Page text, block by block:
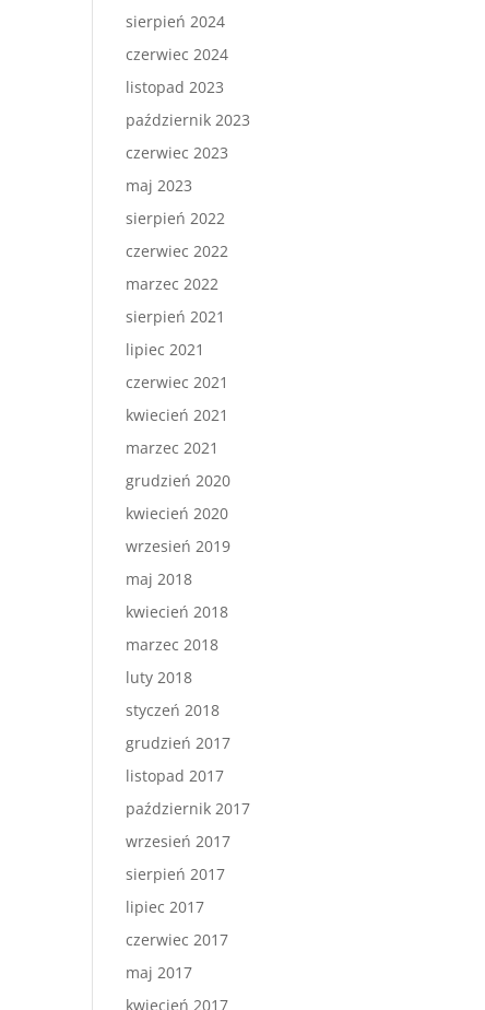
sierpień 2024
czerwiec 2024
listopad 2023
październik 2023
czerwiec 2023
maj 2023
sierpień 2022
czerwiec 2022
marzec 2022
sierpień 2021
lipiec 2021
czerwiec 2021
kwiecień 2021
marzec 2021
grudzień 2020
kwiecień 2020
wrzesień 2019
maj 2018
kwiecień 2018
marzec 2018
luty 2018
styczeń 2018
grudzień 2017
listopad 2017
październik 2017
wrzesień 2017
sierpień 2017
lipiec 2017
czerwiec 2017
maj 2017
kwiecień 2017